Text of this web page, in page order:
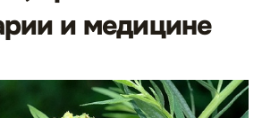
и медицине